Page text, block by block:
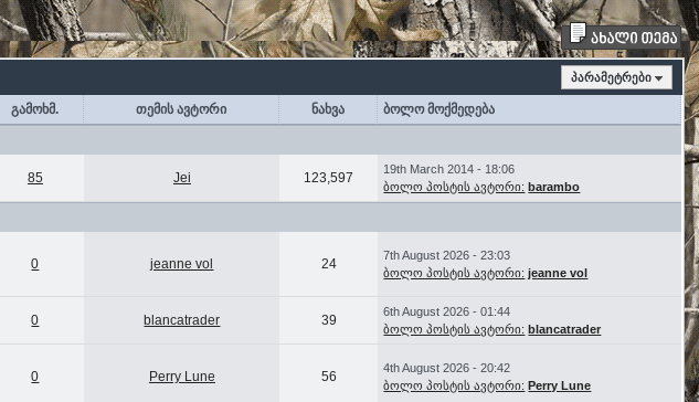
პარამეტრები
გამოხმ. თემის ავტორი ნახვა
ბოლო მოქმედება
85 Jei 123,597
19th March 2014 - 18:06
ბოლო პოსტის ავტორი: barambo
0 jeanne vol 24
7th August 2026 - 23:03
ბოლო პოსტის ავტორი: jeanne vol
0 blancatrader 39
6th August 2026 - 01:44
ბოლო პოსტის ავტორი: blancatrader
0 Perry Lune 56
4th August 2026 - 20:42
ბოლო პოსტის ავტორი: Perry Lune